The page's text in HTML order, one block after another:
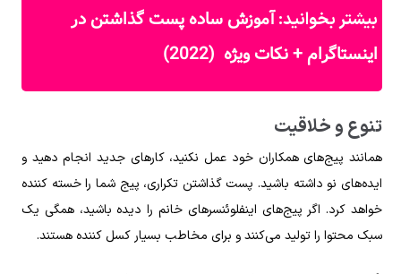
بیشتر بخوانید:آموزش ساده پست گذاشتن در
اینستاگرام + نکات ویژه (2022)
تنوع و خلاقیت
همانند پیج‌های همکاران خود عمل نکنید، کار‌های جدید انجام دهید و
ایده‌های نو داشته باشید. پست گذاشتن تکراری، پیج شما را خسته کننده
خواهد کرد. اگر پیج‌های اینفلوئنسرهای خانم را دیده باشید، همگی یک
سبک محتوا را تولید می‌کنند و برای مخاطب بسیار کسل کننده هستند.